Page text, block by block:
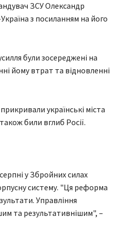
ЗСУ Олександр
з посиланням на його
були зосереджені на
йому втрат та відновленні
українські міста
били вглиб Росії.
у Збройних силах
систему. "Ця реформа
Управління
та результативнішим", –